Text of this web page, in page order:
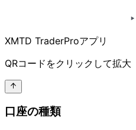
XMTD TraderProアプリ
QRコードをクリックして拡大
口座の種類